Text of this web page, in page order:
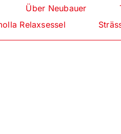
Über Neubauer
Relaxsessel